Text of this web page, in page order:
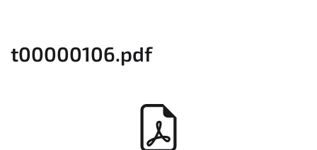
t00000106.pdf